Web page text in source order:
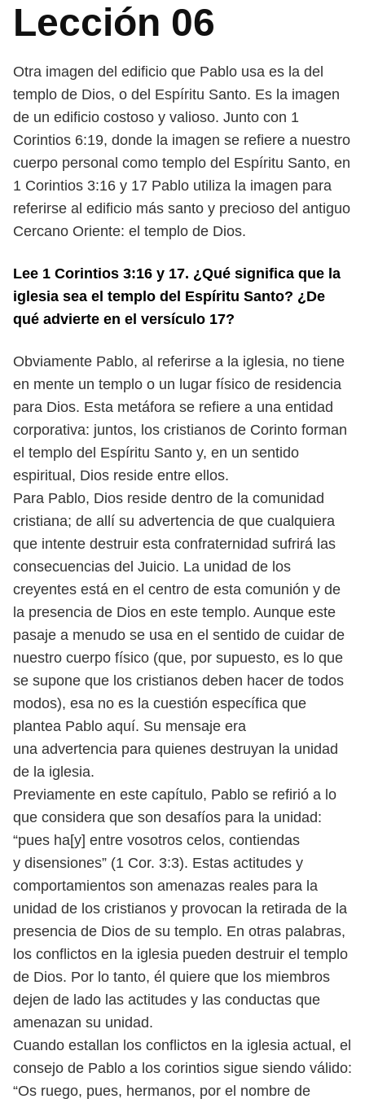
Lección 06
Otra imagen del edificio que Pablo usa es la del
templo de Dios, o del Espíritu Santo. Es la imagen
de un edificio costoso y valioso. Junto con 1
Corintios 6:19, donde la imagen se refiere a nuestro
cuerpo personal como templo del Espíritu Santo, en
1 Corintios 3:16 y 17 Pablo utiliza la imagen para
referirse al edificio más santo y precioso del antiguo
Cercano Oriente: el templo de Dios.
Lee 1 Corintios 3:16 y 17. ¿Qué significa que la
iglesia sea el templo del Espíritu Santo? ¿De
qué advierte en el versículo 17?
Obviamente Pablo, al referirse a la iglesia, no tiene
en mente un templo o un lugar físico de residencia
para Dios. Esta metáfora se refiere a una entidad
corporativa: juntos, los cristianos de Corinto forman
el templo del Espíritu Santo y, en un sentido
espiritual, Dios reside entre ellos.
Para Pablo, Dios reside dentro de la comunidad
cristiana; de allí su advertencia de que cualquiera
que intente destruir esta confraternidad sufrirá las
consecuencias del Juicio. La unidad de los
creyentes está en el centro de esta comunión y de
la presencia de Dios en este templo. Aunque este
pasaje a menudo se usa en el sentido de cuidar de
nuestro cuerpo físico (que, por supuesto, es lo que
se supone que los cristianos deben hacer de todos
modos), esa no es la cuestión específica que
plantea Pablo aquí. Su mensaje era
una advertencia para quienes destruyan la unidad
de la iglesia.
Previamente en este capítulo, Pablo se refirió a lo
que considera que son desafíos para la unidad:
“pues ha[y] entre vosotros celos, contiendas
y disensiones” (1 Cor. 3:3). Estas actitudes y
comportamientos son amenazas reales para la
unidad de los cristianos y provocan la retirada de la
presencia de Dios de su templo. En otras palabras,
los conflictos en la iglesia pueden destruir el templo
de Dios. Por lo tanto, él quiere que los miembros
dejen de lado las actitudes y las conductas que
amenazan su unidad.
Cuando estallan los conflictos en la iglesia actual, el
consejo de Pablo a los corintios sigue siendo válido:
“Os ruego, pues, hermanos, por el nombre de